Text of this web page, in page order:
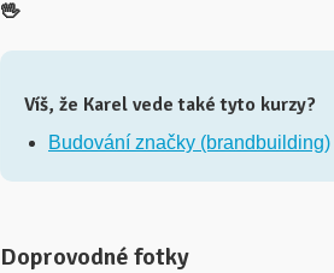
🖖
Víš, že Karel vede také tyto kurzy?
Budování značky (brandbuilding)
Doprovodné fotky